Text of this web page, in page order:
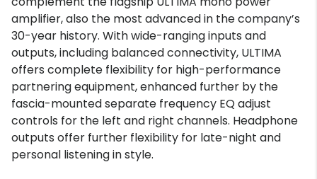
amplifier, also the most advanced in the company’s
30-year history. With wide-ranging inputs and
outputs, including balanced connectivity, ULTIMA
offers complete flexibility for high-performance
partnering equipment, enhanced further by the
fascia-mounted separate frequency EQ adjust
controls for the left and right channels. Headphone
outputs offer further flexibility for late-night and
personal listening in style.